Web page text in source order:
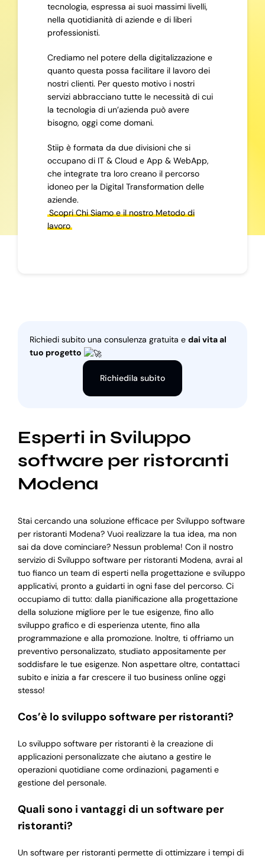
tecnologia, espressa ai suoi massimi livelli,
nella quotidianità di aziende e di liberi
professionisti.
Crediamo nel potere della digitalizzazione e
quanto questa possa facilitare il lavoro dei
nostri clienti. Per questo motivo i nostri
servizi abbracciano tutte le necessità di cui
la tecnologia di un’azienda può avere
bisogno, oggi come domani.
Stiip è formata da due divisioni che si
occupano di IT & Cloud e App & WebApp,
che integrate tra loro creano il percorso
idoneo per la Digital Transformation delle
aziende.
Scopri Chi Siamo e il nostro Metodo di
lavoro
Richiedi subito una consulenza gratuita e dai vita al
tuo progetto
Richiedila subito
Esperti in Sviluppo
software per ristoranti
Modena
Stai cercando una soluzione efficace per Sviluppo software
per ristoranti Modena? Vuoi realizzare la tua idea, ma non
sai da dove cominciare? Nessun problema! Con il nostro
servizio di Sviluppo software per ristoranti Modena, avrai al
tuo fianco un team di esperti nella progettazione e sviluppo
applicativi, pronto a guidarti in ogni fase del percorso. Ci
occupiamo di tutto: dalla pianificazione alla progettazione
della soluzione migliore per le tue esigenze, fino allo
sviluppo grafico e di esperienza utente, fino alla
programmazione e alla promozione. Inoltre, ti offriamo un
preventivo personalizzato, studiato appositamente per
soddisfare le tue esigenze. Non aspettare oltre, contattaci
subito e inizia a far crescere il tuo business online oggi
stesso!
Cos’è lo sviluppo software per ristoranti?
Lo sviluppo software per ristoranti è la creazione di
applicazioni personalizzate che aiutano a gestire le
operazioni quotidiane come ordinazioni, pagamenti e
gestione del personale.
Quali sono i vantaggi di un software per
ristoranti?
Un software per ristoranti permette di ottimizzare i tempi di